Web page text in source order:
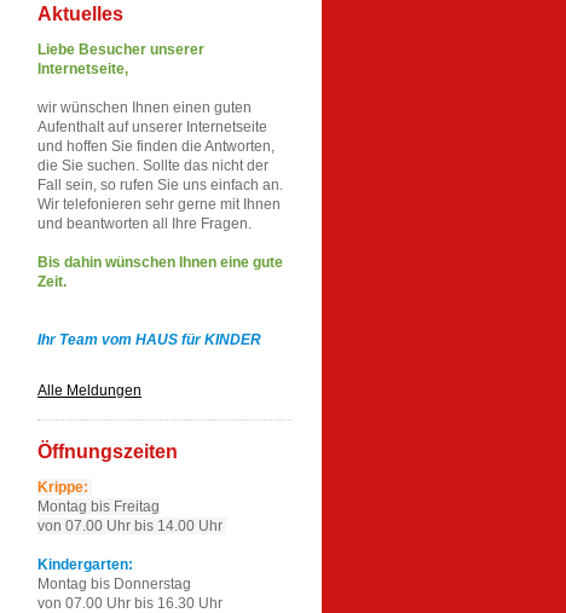
Aktuelles
Liebe Besucher unserer
Internetseite,
wir wünschen Ihnen einen guten
Aufenthalt auf unserer Internetseite
und hoffen Sie finden die Antworten,
die Sie suchen. Sollte das nicht der
Fall sein, so rufen Sie uns einfach an.
Wir telefonieren sehr gerne mit Ihnen
und beantworten all Ihre Fragen.
Bis dahin wünschen Ihnen eine gute
Zeit.
Ihr Team vom HAUS für KINDER
Alle Meldungen
Öffnungszeiten
Krippe:
Montag bis Freitag
von 07.00 Uhr bis 14.00 Uhr
Kindergarten:
Montag bis Donnerstag
von 07.00 Uhr bis 16.30 Uhr